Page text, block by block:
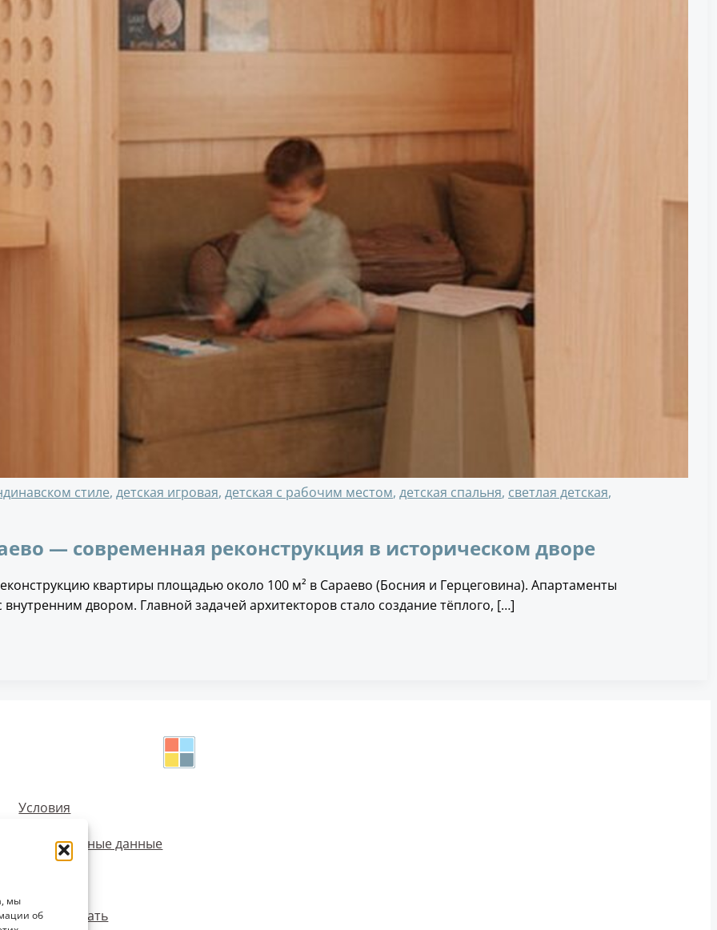
мы
об
стиле, детская игровая, детская с рабочим местом, детская спальня, светлая детская,
— современная реконструкция в историческом дворе
квартиры площадью около 100 м² в Сараево (Босния и Герцеговина). Апартаменты
двором. Главной задачей архитекторов стало создание тёплого, […]
Условия
Персональные данные
Опубликовать